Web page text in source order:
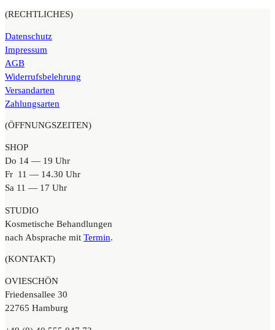
(RECHTLICHES)
Datenschutz
Impressum
AGB
Widerrufsbelehrung
Versandarten
Zahlungsarten
(ÖFFNUNGSZEITEN)
SHOP
Do 14 — 19 Uhr
Fr 11 — 14.30 Uhr
Sa 11 — 17 Uhr
STUDIO
Kosmetische Behandlungen
nach Absprache mit Termin.
(KONTAKT)
OVIESCHÖN
Friedensallee 30
22765 Hamburg